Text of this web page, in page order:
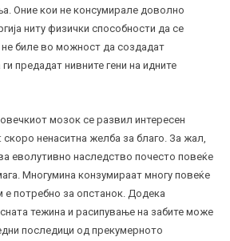
Оние кои не консумирале доволно
ниту физички способности да се
биле во можност да создадат
предадат нивните гени на идните
мозок се развил интересен
ненаситна желба за благо. За жал,
еволутивно наследство почесто повеќе
Многумина конзумираат многу повеќе
потребно за опстанок. Додека
тежина и расипување на забите може
последици од прекумерното